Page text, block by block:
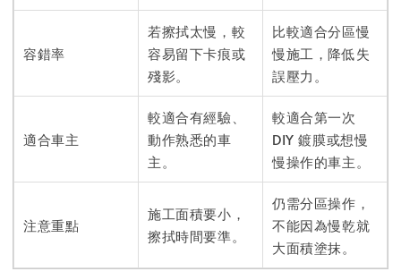
容錯率
若擦拭太慢，較
容易留下卡痕或
殘影。
比較適合分區慢
慢施工，降低失
誤壓力。
適合車主
較適合有經驗、
動作熟悉的車
主。
較適合第一次
DIY 鍍膜或想慢
慢操作的車主。
注意重點
施工面積要小，
擦拭時間要準。
仍需分區操作，
不能因為慢乾就
大面積塗抹。